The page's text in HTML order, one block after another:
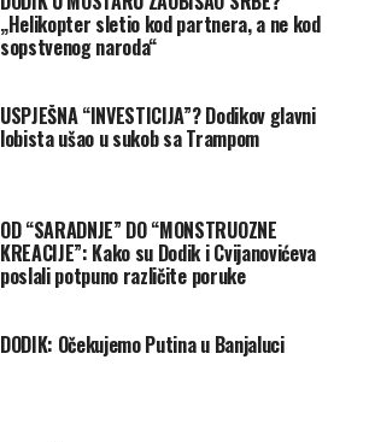
„Helikopter sletio kod partnera, a ne kod
sopstvenog naroda“
USPJEŠNA “INVESTICIJA”? Dodikov glavni
lobista ušao u sukob sa Trampom
OD “SARADNJE” DO “MONSTRUOZNE
KREACIJE”: Kako su Dodik i Cvijanovićeva
poslali potpuno različite poruke
DODIK: Očekujemo Putina u Banjaluci